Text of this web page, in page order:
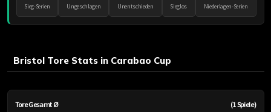
Sieg-Serien Ungeschlagen Unentschieden Sieglos Niederlagen-Serien
Bristol Tore Stats in Carabao Cup
Tore Gesamt Ø (1 Spiele)